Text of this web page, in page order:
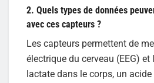
2. Quels types de données
avec ces capteurs ?
Les capteurs permettent de
électrique du cerveau (EEG) et
lactate dans le corps, un